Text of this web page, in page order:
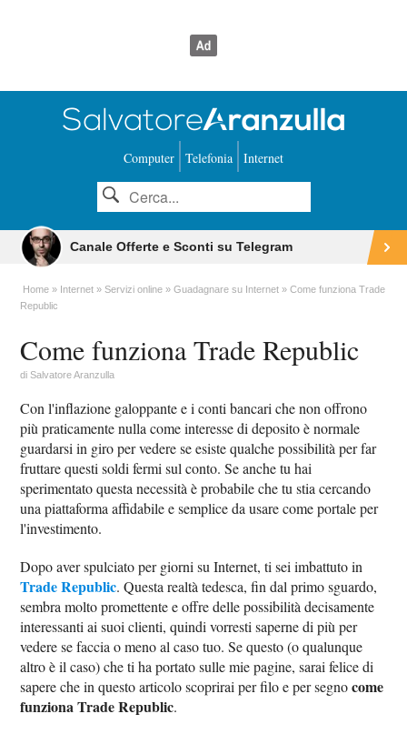
Computer Telefonia Internet
Canale Offerte e Sconti su Telegram
Home Internet Servizi online Guadagnare su Internet
Come funziona Trade
Republic
Come funziona Trade Republic
diSalvatore Aranzulla
Con l'inflazione galoppante e i conti bancari che non offrono
più praticamente nulla come interesse di deposito è normale
guardarsi in giro per vedere se esiste qualche possibilità per far
fruttare questi soldi fermi sul conto. Se anche tu hai
sperimentato questa necessità è probabile che tu stia cercando
una piattaforma affidabile e semplice da usare come portale per
l'investimento.
Dopo aver spulciato per giorni su Internet, ti sei imbattuto in
Trade Republic. Questa realtà tedesca, fin dal primo sguardo,
sembra molto promettente e offre delle possibilità decisamente
interessanti ai suoi clienti, quindi vorresti saperne di più per
vedere se faccia o meno al caso tuo. Se questo (o qualunque
altro è il caso) che ti ha portato sulle mie pagine, sarai felice di
sapere che in questo articolo scoprirai per filo e per segnocome
funziona Trade Republic.